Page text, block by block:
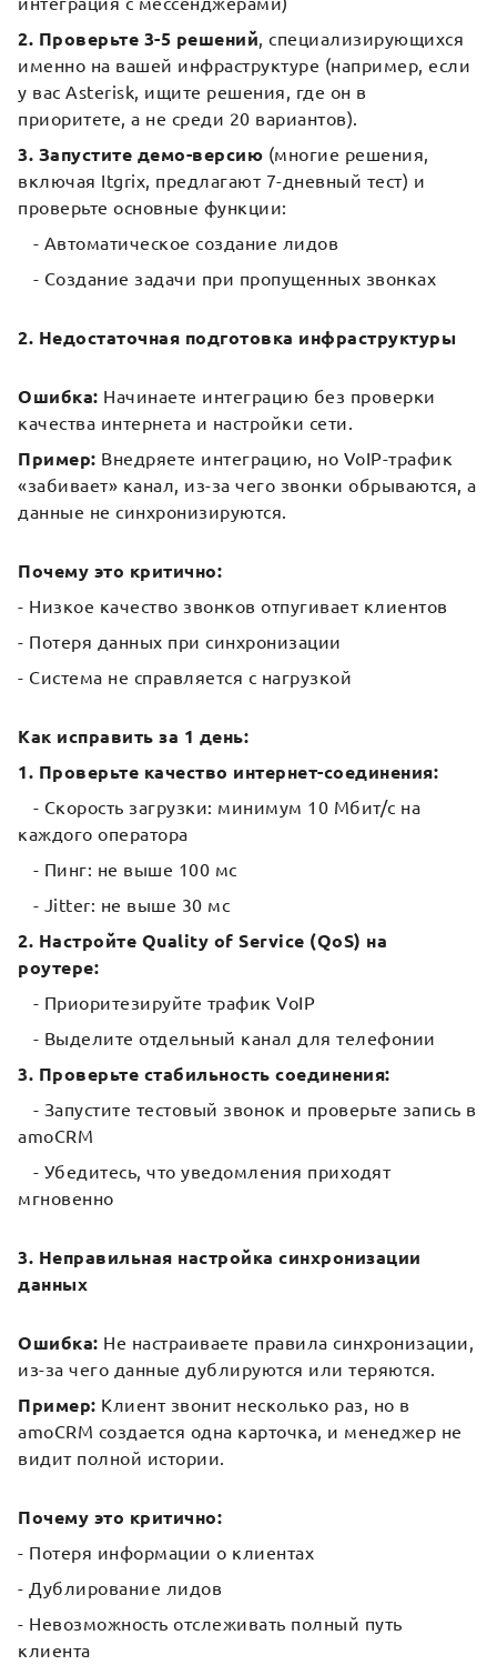
2. Проверьте 3-5 решений, специализирующихся
именно на вашей инфраструктуре (например, если
у вас Asterisk, ищите решения, где он в
приоритете, а не среди 20 вариантов).
3. Запустите демо-версию (многие решения,
включая Itgrix, предлагают 7-дневный тест) и
проверьте основные функции:
- Автоматическое создание лидов
- Создание задачи при пропущенных звонках
2. Недостаточная подготовка инфраструктуры
Ошибка: Начинаете интеграцию без проверки
качества интернета и настройки сети.
Пример: Внедряете интеграцию, но VoIP-трафик
«забивает» канал, из-за чего звонки обрываются, а
данные не синхронизируются.
Почему это критично:
- Низкое качество звонков отпугивает клиентов
- Потеря данных при синхронизации
- Система не справляется с нагрузкой
Как исправить за 1 день:
1. Проверьте качество интернет-соединения:
- Скорость загрузки: минимум 10 Мбит/с на
каждого оператора
- Пинг: не выше 100 мс
- Jitter: не выше 30 мс
2. Настройте Quality of Service (QoS) на
роутере:
- Приоритезируйте трафик VoIP
- Выделите отдельный канал для телефонии
3. Проверьте стабильность соединения:
- Запустите тестовый звонок и проверьте запись в
amoCRM
- Убедитесь, что уведомления приходят
мгновенно
3. Неправильная настройка синхронизации
данных
Ошибка: Не настраиваете правила синхронизации,
из-за чего данные дублируются или теряются.
Пример: Клиент звонит несколько раз, но в
amoCRM создается одна карточка, и менеджер не
видит полной истории.
Почему это критично:
- Потеря информации о клиентах
- Дублирование лидов
- Невозможность отслеживать полный путь
клиента